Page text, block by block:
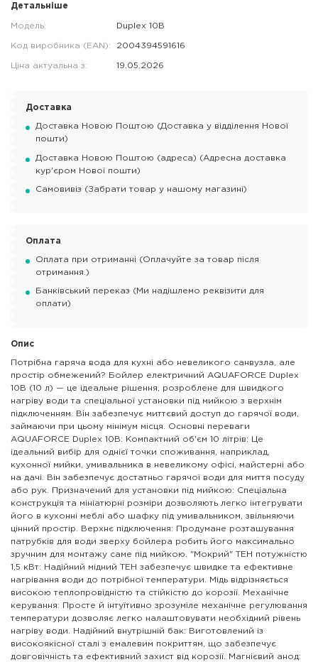
Детальніше
Модель: Duplex 10B
Код виробника (EAN): 2004394591616
Ціна актуальна з: 19.05.2026
Доставка
Доставка Новою Поштою (Доставка у відділення Нової
пошти)
Доставка Новою Поштою (адреса) (Адресна доставка
кур'єром Нової пошти)
Самовивіз (Забрати товар у нашому магазині)
Оплата
Оплата при отриманні (Оплачуйте за товар після
отримання.)
Банківський переказ (Ми надішлемо реквізити для
оплати)
Опис
Потрібна гаряча вода для кухні або невеликого санвузла, але
простір обмежений? Бойлер електричний AQUAFORCE Duplex
10B (10 л) — це ідеальне рішення, розроблене для швидкого
нагріву води та спеціальної установки під мийкою з верхнім
підключенням. Він забезпечує миттєвий доступ до гарячої води,
займаючи при цьому мінімум місця. Основні переваги
AQUAFORCE Duplex 10B: Компактний об'єм 10 літрів: Це
ідеальний вибір для однієї точки споживання, наприклад,
кухонної мийки, умивальника в невеликому офісі, майстерні або
на дачі. Він забезпечує достатньо гарячої води для миття посуду
або рук. Призначений для установки під мийкою: Спеціальна
конструкція та мініатюрні розміри дозволяють легко інтегрувати
його в кухонні меблі або шафку під умивальником, звільняючи
цінний простір. Верхнє підключення: Продумане розташування
патрубків для води зверху бойлера робить його максимально
зручним для монтажу саме під мийкою. "Мокрий" ТЕН потужністю
1,5 кВт: Надійний мідний ТЕН забезпечує швидке та ефективне
нагрівання води до потрібної температури. Мідь відрізняється
високою теплопровідністю та стійкістю до корозії. Механічне
керування: Просте й інтуїтивно зрозуміле механічне регулювання
температури дозволяє легко налаштовувати необхідний рівень
нагріву води. Надійний внутрішній бак: Виготовлений із
високоякісної сталі з емалевим покриттям, що забезпечує
довговічність та ефективний захист від корозії. Магнієвий анод: